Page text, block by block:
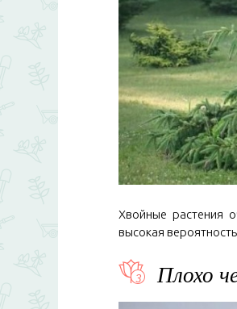
Хвойные растения
высокая
Плохо